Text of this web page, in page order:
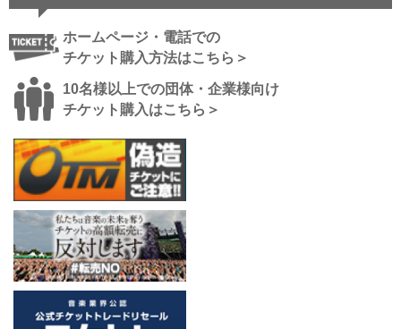
ホームページ・電話での
チケット購入方法はこちら＞
10名様以上での団体・企業様向け
チケット購入はこちら＞